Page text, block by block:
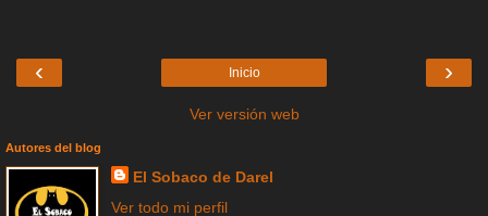
‹ ›
Inicio
Ver versión web
Autores del blog
El Sobaco de Darel
Ver todo mi perfil